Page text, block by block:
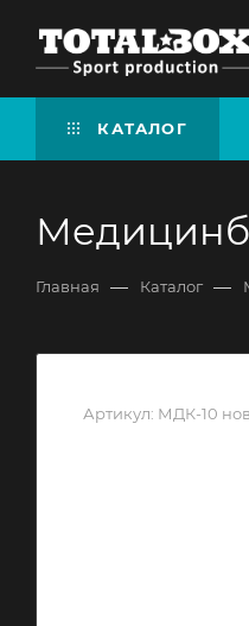
КАТАЛОГ
Главная — Каталог —
Артикул: МДК-10